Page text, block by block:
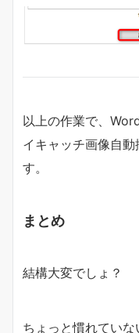
以上の作業で、
イキャッチ画像自
す。
まとめ
結構大変でしょ？
ちょっと慣れていな